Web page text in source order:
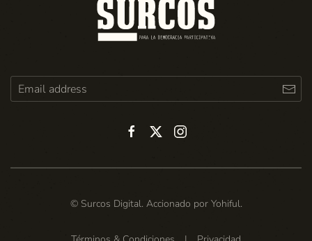
© Surcos Digital. Accionado por Yohiful.